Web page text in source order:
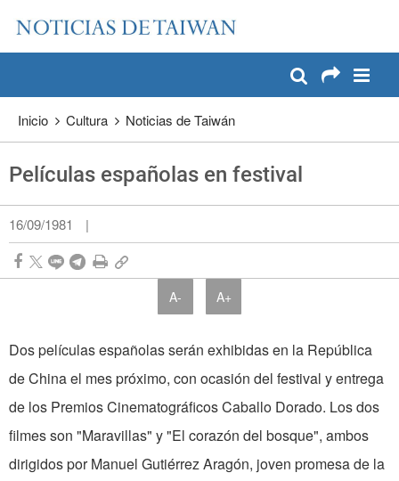
Pase a contenido principal
Inicio Cultura Noticias de Taiwán
Películas españolas en festival
16/09/1981 |
A- A+
Dos películas españolas serán exhibidas en la República
de China el mes próximo, con ocasión del festival y entrega
de los Premios Cinematográficos Caballo Dorado. Los dos
filmes son "Maravillas" y "El corazón del bosque", ambos
dirigidos por Manuel Gutiérrez Aragón, joven promesa de la